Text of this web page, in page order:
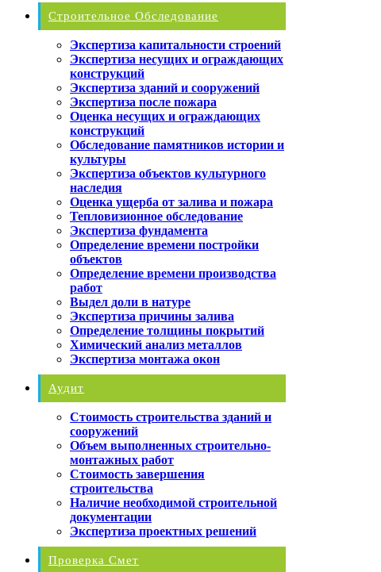
Строительное Обследование
Экспертиза капитальности строений
Экспертиза несущих и ограждающих
конструкций
Экспертиза зданий и сооружений
Экспертиза после пожара
Оценка несущих и ограждающих
конструкций
Обследование памятников истории и
культуры
Экспертиза объектов культурного
наследия
Оценка ущерба от залива и пожара
Тепловизионное обследование
Экспертиза фундамента
Определение времени постройки
объектов
Определение времени производства
работ
Выдел доли в натуре
Экспертиза причины залива
Определение толщины покрытий
Химический анализ металлов
Экспертиза монтажа окон
Аудит
Стоимость строительства зданий и
сооружений
Объем выполненных строительно-
монтажных работ
Стоимость завершения
строительства
Наличие необходимой строительной
документации
Экспертиза проектных решений
Проверка Смет